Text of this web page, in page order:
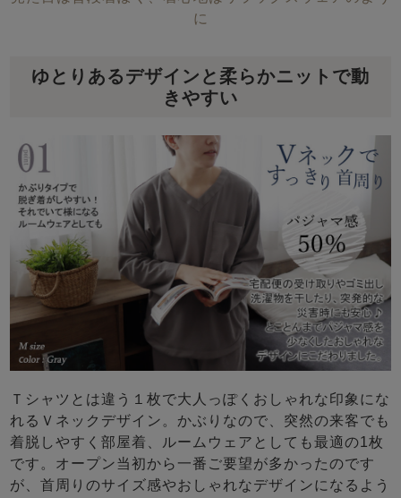
に
ゆとりあるデザインと柔らかニットで動
きやすい
Ｔシャツとは違う１枚で大人っぽくおしゃれな印象にな
れるＶネックデザイン。かぶりなので、突然の来客でも
着脱しやすく部屋着、ルームウェアとしても最適の1枚
です。オープン当初から一番ご要望が多かったのです
が、首周りのサイズ感やおしゃれなデザインになるよう